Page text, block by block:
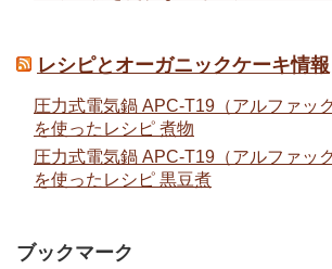
レシピとオーガニックケーキ情報
圧力式電気鍋 APC-T19（アルファッ
を使ったレシピ 煮物
圧力式電気鍋 APC-T19（アルファッ
を使ったレシピ 黒豆煮
ブックマーク